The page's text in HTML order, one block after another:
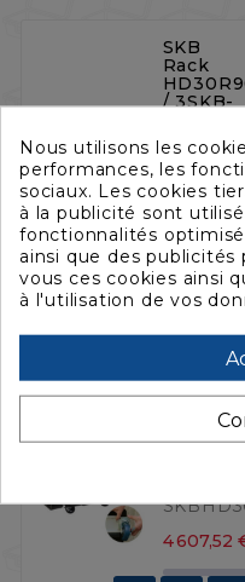
SKB
Rack
/ 3SKB-
:
4 278,84
  
Rack
/ 3SKB-
4 607,52
Nous utilisons les
performances, les
sociaux. Les cookies
à la publicité sont
fonctionnalités
ainsi que des publicités
vous ces cookies ainsi
à l'utilisation de vos